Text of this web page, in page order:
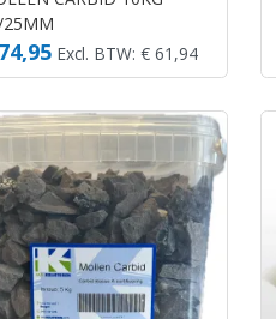
25MM
Excl. BTW: € 61,94